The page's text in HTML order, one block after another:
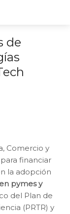
de
Comercio y
financiar
la adopción
pymes y
del Plan de
(PRTR) y